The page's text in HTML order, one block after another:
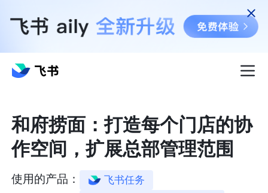
和府捞面：打造每个门店的协
作空间，扩展总部管理范围
使用的产品：
飞书任务